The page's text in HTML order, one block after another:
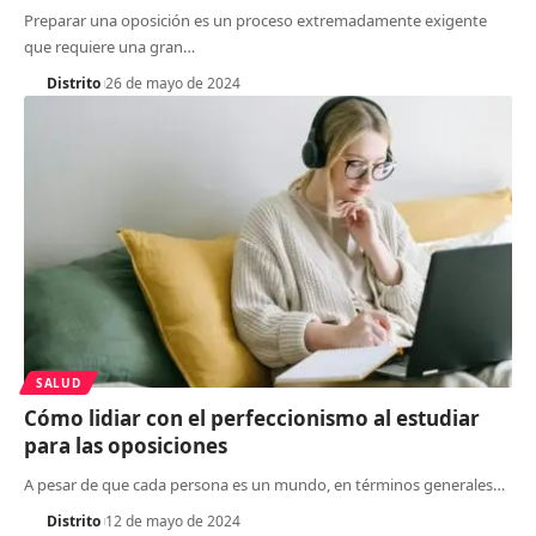
Preparar una oposición es un proceso extremadamente exigente
que requiere una gran…
Distrito 26 de mayo de 2024
SALUD
Cómo lidiar con el perfeccionismo al estudiar
para las oposiciones
A pesar de que cada persona es un mundo, en términos generales…
Distrito 12 de mayo de 2024